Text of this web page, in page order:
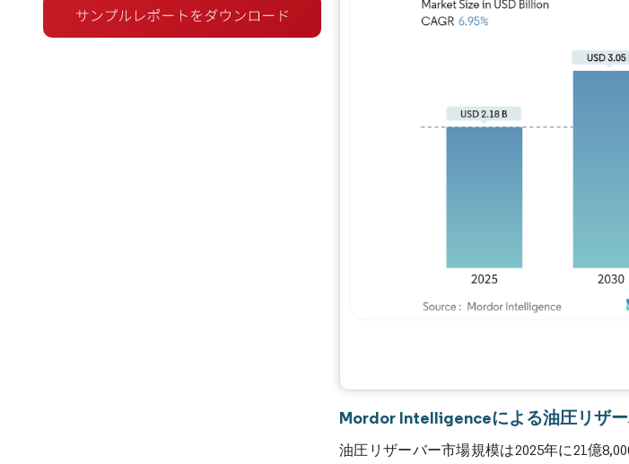
主な市場動向
Mordor Intelligenceによる油圧リザ
油圧リザーバー市場規模は2025年に21億